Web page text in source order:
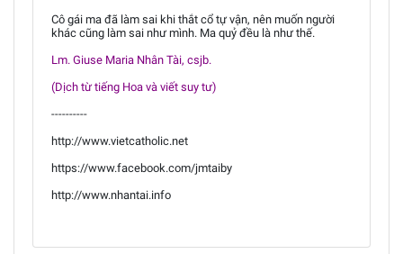
Cô gái ma đã làm sai khi thắt cổ tự vận, nên muốn người
khác cũng làm sai như mình. Ma quỷ đều là như thế.
Lm. Giuse Maria Nhân Tài, csjb.
(Dịch từ tiếng Hoa và viết suy tư)
----------
http://www.vietcatholic.net
https://www.facebook.com/jmtaiby
http://www.nhantai.info